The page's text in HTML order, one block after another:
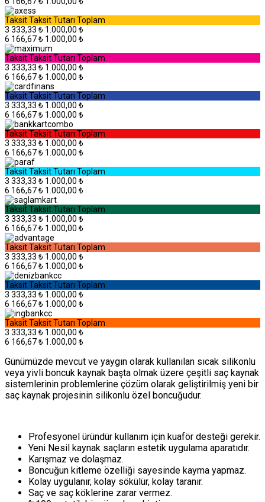
TaksitTaksit Tutarı Toplam
3 333,33 ₺ 1.000,00 ₺
6 166,67 ₺ 1.000,00 ₺
TaksitTaksit Tutarı Toplam
3 333,33 ₺ 1.000,00 ₺
6 166,67 ₺ 1.000,00 ₺
TaksitTaksit Tutarı Toplam
3 333,33 ₺ 1.000,00 ₺
6 166,67 ₺ 1.000,00 ₺
TaksitTaksit Tutarı Toplam
3 333,33 ₺ 1.000,00 ₺
6 166,67 ₺ 1.000,00 ₺
TaksitTaksit Tutarı Toplam
3 333,33 ₺ 1.000,00 ₺
6 166,67 ₺ 1.000,00 ₺
TaksitTaksit Tutarı Toplam
3 333,33 ₺ 1.000,00 ₺
6 166,67 ₺ 1.000,00 ₺
TaksitTaksit Tutarı Toplam
3 333,33 ₺ 1.000,00 ₺
6 166,67 ₺ 1.000,00 ₺
TaksitTaksit Tutarı Toplam
3 333,33 ₺ 1.000,00 ₺
6 166,67 ₺ 1.000,00 ₺
TaksitTaksit Tutarı Toplam
3 333,33 ₺ 1.000,00 ₺
6 166,67 ₺ 1.000,00 ₺
Günümüzde mevcut ve yaygın olarak kullanılan sıcak silikonlu
veya yivli boncuk kaynak başta olmak üzere çeşitli saç kaynak
sistemlerinin problemlerine çözüm olarak geliştirilmiş yeni bir
saç kaynak projesinin silikonlu özel boncuğudur.
Profesyonel üründür kullanım için kuaför desteği gerekir.
Yeni Nesil kaynak saçların estetik uygulama aparatıdır.
Karışmaz ve dolaşmaz.
Boncuğun kitleme özelliği sayesinde kayma yapmaz.
Kolay uygulanır, kolay sökülür, kolay taranır.
Saç ve saç köklerine zarar vermez.